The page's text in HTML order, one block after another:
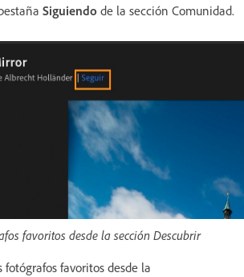
Siguiendo de la sección Comunidad.
favoritos desde la sección Descubrir
fotógrafos favoritos desde la